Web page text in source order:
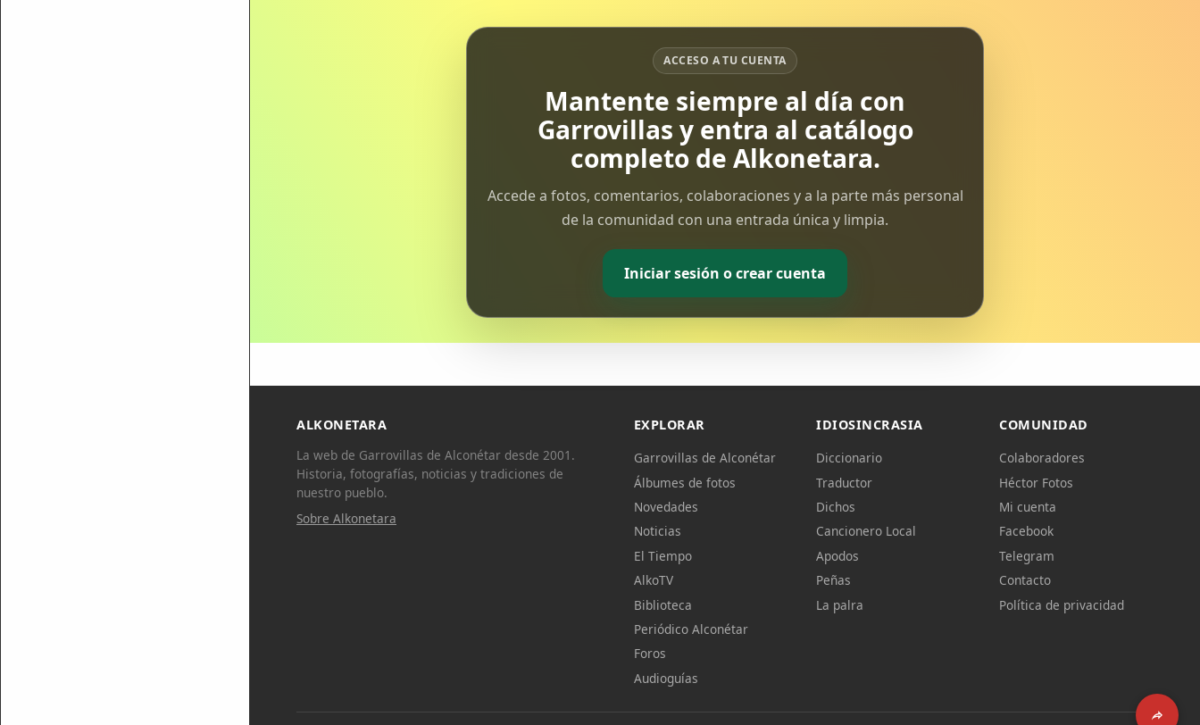
ACCESO A TU CUENTA
Mantente siempre al día con
Garrovillas y entra al catálogo
completo de Alkonetara.
Accede a fotos, comentarios, colaboraciones y a la parte más personal
de la comunidad con una entrada única y limpia.
Iniciar sesión o crear cuenta
ALKONETARA
La web de Garrovillas de Alconétar desde 2001.
Historia, fotografías, noticias y tradiciones de
nuestro pueblo.
Sobre Alkonetara
EXPLORAR
Garrovillas de Alconétar
Álbumes de fotos
Novedades
Noticias
El Tiempo
AlkoTV
Biblioteca
Periódico Alconétar
Foros
Audioguías
IDIOSINCRASIA
Diccionario
Traductor
Dichos
Cancionero Local
Apodos
Peñas
La palra
COMUNIDAD
Colaboradores
Héctor Fotos
Mi cuenta
Facebook
Telegram
Contacto
Política de privacidad